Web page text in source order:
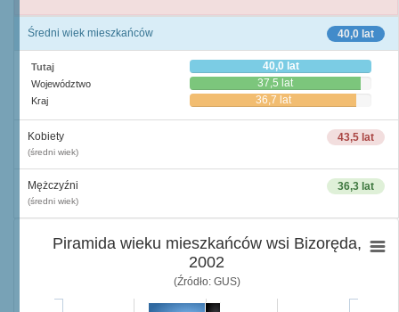
40,0 lat
Średni wiek mieszkańców
Tutaj 40,0 lat
Województwo 37,5 lat
Kraj 36,7 lat
43,5 lat
Kobiety
(średni wiek)
36,3 lat
Mężczyźni
(średni wiek)
Piramida wieku mieszkańców wsi Bizoręda,
2002
(Źródło: GUS)